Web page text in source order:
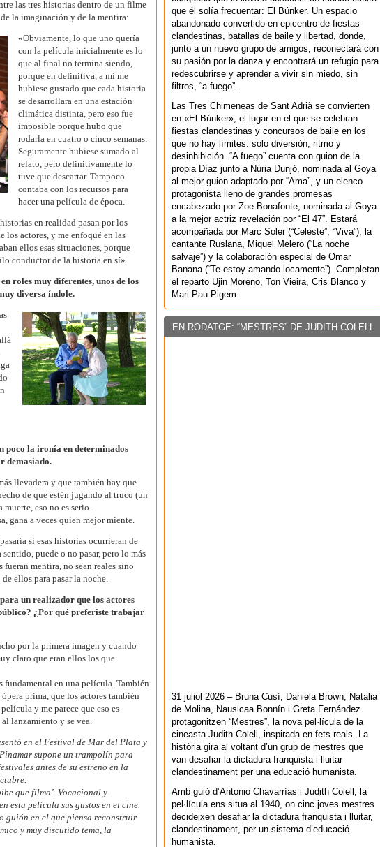
las tres historias dentro de un filme
la imaginación y de la mentira:
«Obviamente, lo que uno quería
con la película inicialmente es lo
que al final no termina siendo,
porque en definitiva, a mí me
hubiese gustado que cada historia
se desarrollara en una estación
climática distinta, pero eso fue
imposible porque hubo que
rodarla en cuatro o cinco semanas.
Seguramente hubiese sumado al
relato, pero definitivamente lo
tuve que descartar. Tampoco
contaba con los recursos para
hacer una película de época.
en realidad pasan por los
los actores, y me enfoqué en las
ellos esas situaciones, porque
conductor de la historia en sí».
roles muy diferentes, unos de los
diversa índole.
poco la ironía en determinados
demasiado.
llevadera y que también hay que
de que estén jugando al truco (un
muerte, eso no es serio.
gana a veces quien mejor miente.
si esas historias ocurrieran de
puede o no pasar, pero lo más
fueran mentira, no sean reales sino
ellos para pasar la noche.
un realizador que los actores
¿Por qué preferiste trabajar
por la primera imagen y cuando
claro que eran ellos los que
fundamental en una película. También
prima, que los actores también
y me parece que eso es
lanzamiento y se vea.
en el Festival de Mar del Plata y
supone un trampolín para
antes de su estreno en la
que filma’. Vocacional y
esta película sus gustos en el cine.
guión en el que piensa reconstruir
y muy discutido tema, la
que él solía frecuentar: El Búnker. Un espacio
abandonado convertido en epicentro de fiestas
clandestinas, batallas de baile y libertad, donde,
junto a un nuevo grupo de amigos, reconectará con
su pasión por la danza y encontrará un refugio para
redescubrirse y aprender a vivir sin miedo, sin
filtros, “a fuego”.
Las Tres Chimeneas de Sant Adrià se convierten
en «El Búnker», el lugar en el que se celebran
fiestas clandestinas y concursos de baile en los
que no hay límites: solo diversión, ritmo y
desinhibición. “A fuego” cuenta con guion de la
propia Díaz junto a Núria Dunjó, nominada al Goya
al mejor guion adaptado por “Ama”, y un elenco
protagonista lleno de grandes promesas
encabezado por Zoe Bonafonte, nominada al Goya
a la mejor actriz revelación por “El 47”. Estará
acompañada por Marc Soler (“Celeste”, “Viva”), la
cantante Ruslana, Miquel Melero (“La noche
salvaje”) y la colaboración especial de Omar
Banana (“Te estoy amando locamente”). Completan
el reparto Ujin Moreno, Ton Vieira, Cris Blanco y
Mari Pau Pigem.
EN RODATGE: “MESTRES” DE JUDITH COLELL
31 juliol 2026 – Bruna Cusí, Daniela Brown, Natalia
de Molina, Nausicaa Bonnín i Greta Fernández
protagonitzen “Mestres”, la nova pel·lícula de la
cineasta Judith Colell, inspirada en fets reals. La
història gira al voltant d’un grup de mestres que
van desafiar la dictadura franquista i lluitar
clandestinament per una educació humanista.
Amb guió d’Antonio Chavarrías i Judith Colell, la
pel·lícula ens situa al 1940, on cinc joves mestres
decideixen desafiar la dictadura franquista i lluitar,
clandestinament, per un sistema d’educació
humanista.